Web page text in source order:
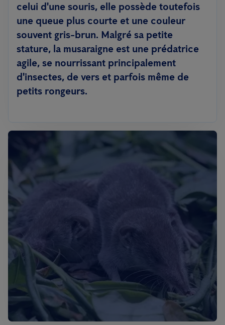
celui d'une souris, elle possède toutefois
une queue plus courte et une couleur
souvent gris-brun. Malgré sa petite
stature, la musaraigne est une prédatrice
agile, se nourrissant principalement
d'insectes, de vers et parfois même de
petits rongeurs.